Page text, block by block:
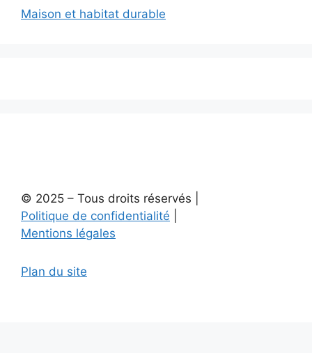
Maison et habitat durable
© 2025 – Tous droits réservés |
Politique de confidentialité
Mentions légales
Plan du site